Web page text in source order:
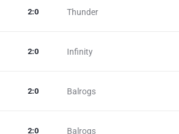
Thunder
2:0
Infinity
2:0
Balrogs
2:0
Balrogs
2:0